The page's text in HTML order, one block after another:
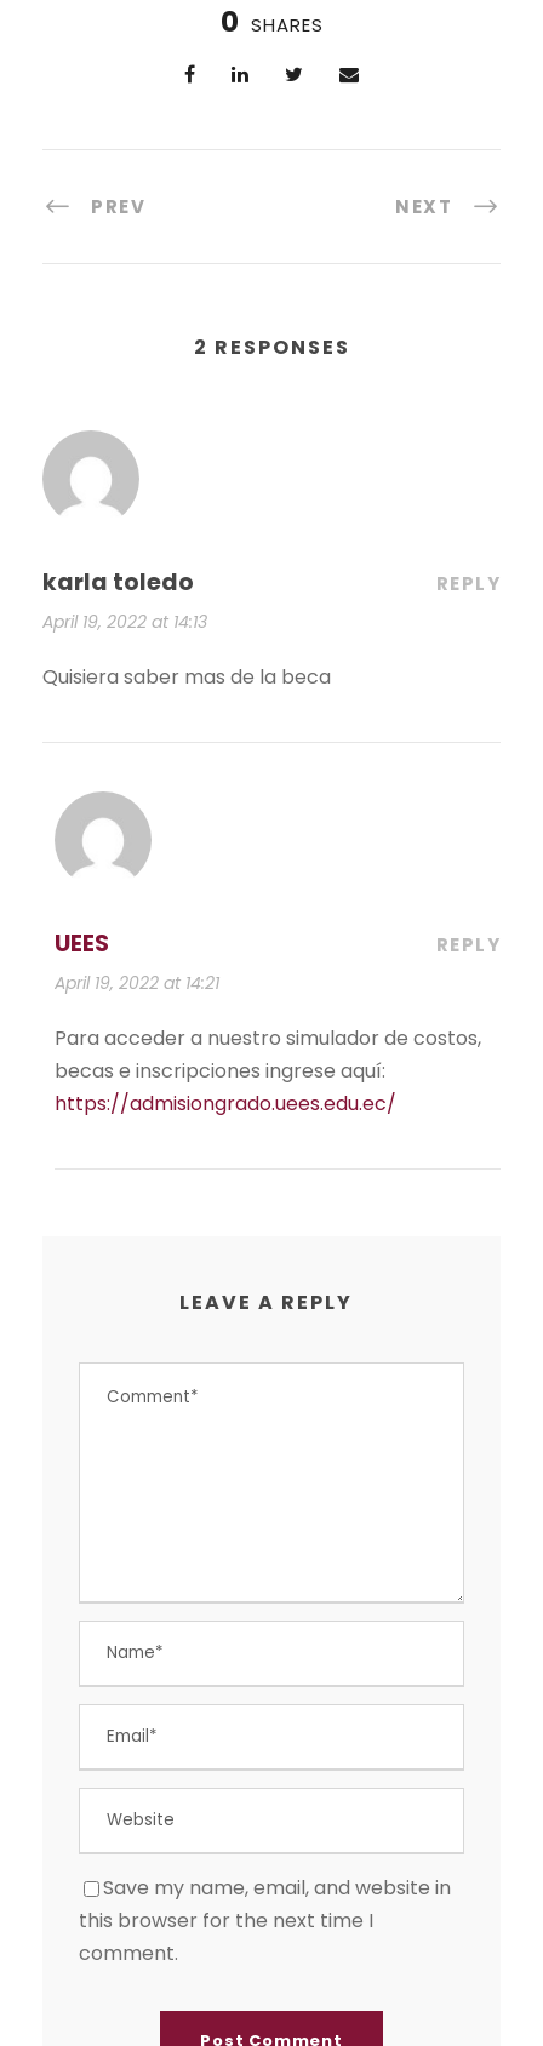
0 SHARES
PREV NEXT
2 RESPONSES
karla toledo
April 19, 2022 at 14:13
REPLY
Quisiera saber mas de la beca
UEES
April 19, 2022 at 14:21
REPLY
Para acceder a nuestro simulador de costos,
becas e inscripciones ingrese aquí:
https://admisiongrado.uees.edu.ec/
LEAVE A REPLY
Save my name, email, and website in
this browser for the next time I
comment.